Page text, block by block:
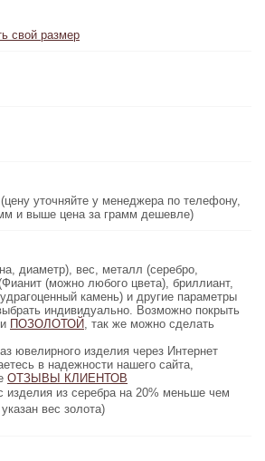
свой размер
уточняйте у менеджера по телефону,
и выше цена за грамм дешевле)
диаметр), вес, металл (серебро,
(можно любого цвета), бриллиант,
камень) и другие параметры
индивидуально. Возможно покрыть
ПОЗОЛОТОЙ, так же можно сделать
ювелирного изделия через Интернет
в надежности нашего сайта,
ОТЗЫВЫ КЛИЕНТОВ
изделия из серебра на 20% меньше чем
вес золота)
Узнать свой размер
уточняйте у менеджера по телефону,
15 грамм и выше цена за грамм дешевле)
ширина, диаметр), вес, металл (серебро,
(Фианит (можно любого цвета), бриллиант,
камень) и другие параметры
индивидуально. Возможно покрыть
изделия
РОДИЕМ
или
ПОЗОЛОТОЙ
ювелирного изделия через Интернет
сомневаетесь в надежности нашего сайта,
пожалуйста, прочтите
КЛИЕНТОВ
изделия из серебра на 20% меньше чем
золотого (в описании указан вес золота)